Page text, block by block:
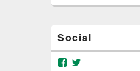
Social
VoirVoir